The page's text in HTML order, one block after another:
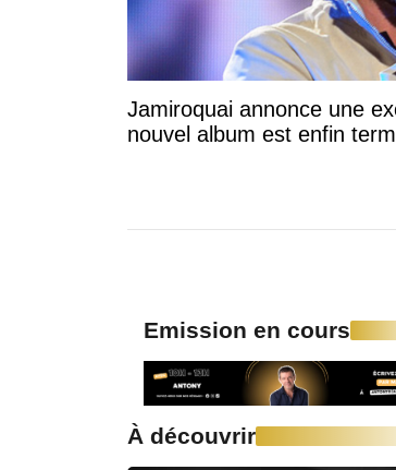
Jamiroquai annonce une
nouvel album est enfin
Emission en cours
À découvrir